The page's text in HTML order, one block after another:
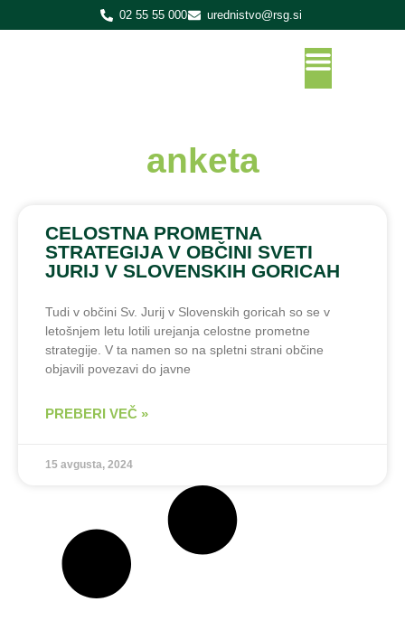
02 55 55 000 urednistvo@rsg.si
anketa
CELOSTNA PROMETNA
STRATEGIJA V OBČINI SVETI
JURIJ V SLOVENSKIH GORICAH
Tudi v občini Sv. Jurij v Slovenskih goricah so se v
letošnjem letu lotili urejanja celostne prometne
strategije. V ta namen so na spletni strani občine
objavili povezavi do javne
PREBERI VEČ »
15 avgusta, 2024